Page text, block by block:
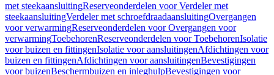
met steekaansluitingReserveonderdelen voor Verdeler met
steekaansluitingVerdeler met schroefdraadaansluitingOvergangen
voor verwarmingReserveonderdelen voor Overgangen voor
verwarmingToebehorenReserveonderdelen voor ToebehorenIsolatie
voor buizen en fittingenIsolatie voor aansluitingenAfdichtingen voor
buizen en fittingenAfdichtingen voor aansluitingenBevestigingen
voor buizenBeschermbuizen en inleghulpBevestigingen voor